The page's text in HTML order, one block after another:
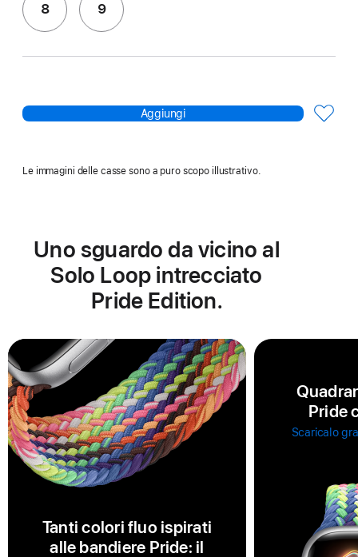
8 9
Aggiungi
Le immagini delle casse sono a puro scopo illustrativo.
Uno sguardo da vicino al
Solo Loop intrecciato
Pride Edition.
Tanti colori fluo ispirati
alle bandiere Pride: il
Pride
Scaricalo